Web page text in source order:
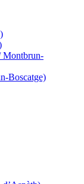
Montbrun-
Boscatge)